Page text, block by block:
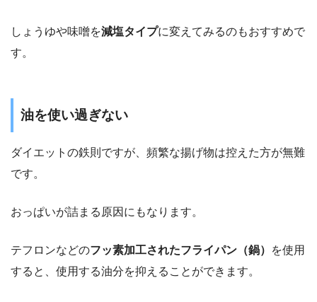
しょうゆや味噌を減塩タイプに変えてみるのもおすすめで
す。
油を使い過ぎない
ダイエットの鉄則ですが、頻繁な揚げ物は控えた方が無難
です。
おっぱいが詰まる原因にもなります。
テフロンなどのフッ素加工されたフライパン（鍋）
を使用
すると、使用する油分を抑えることができます。